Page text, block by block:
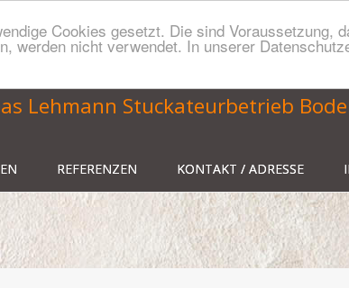
Cookies gesetzt. Die sind Voraussetzung,
werden nicht verwendet. In unserer
Lehmann Stuckateurbetrieb
REFERENZEN KONTAKT / ADRESSE